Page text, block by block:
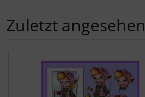
Zuletzt angesehen